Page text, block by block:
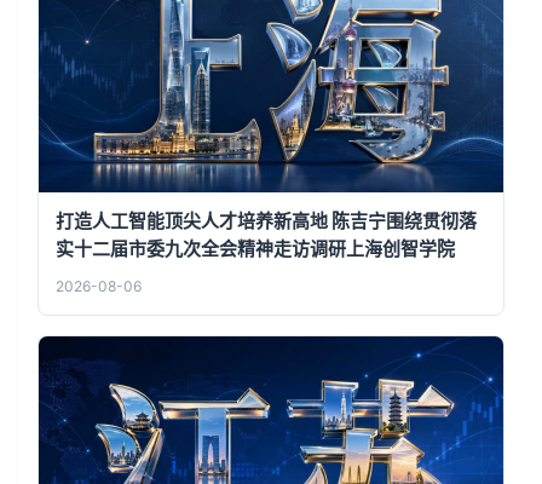
打造人工智能顶尖人才培养新高地 陈吉宁围绕贯彻落
实十二届市委九次全会精神走访调研上海创智学院
2026-08-06